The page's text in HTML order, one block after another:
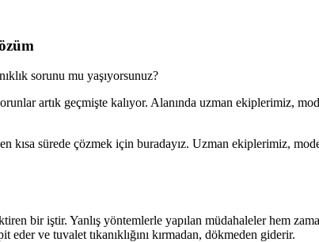
sorunu mu yaşıyorsunuz?
artık geçmişte kalıyor. Alanında uzman ekiplerimiz,
kısa sürede çözmek için buradayız. Uzman ekiplerimiz,
bir iştir. Yanlış yöntemlerle yapılan müdahaleler hem
eder ve tuvalet tıkanıklığını kırmadan, dökmeden giderir.